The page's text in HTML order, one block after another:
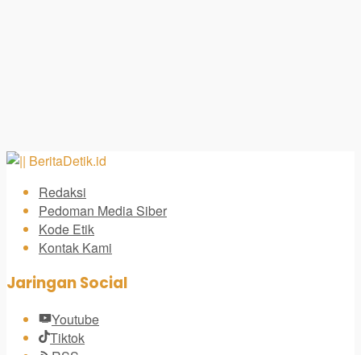
Redaksi
Pedoman Media Siber
Kode Etik
Kontak Kami
Jaringan Social
Youtube
Tiktok